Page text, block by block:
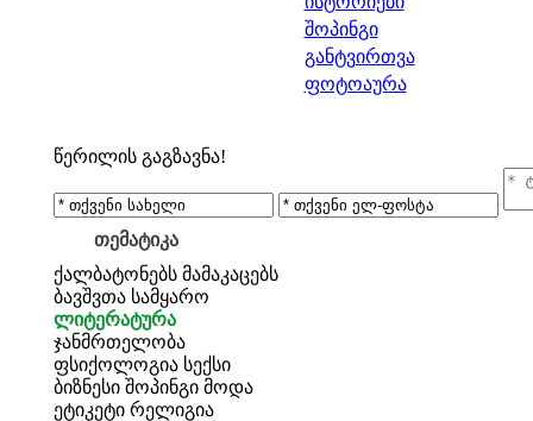
შოპინგი
განტვირთვა
ფოტოაურა
წერილის გაგზავნა!
თემატიკა
ქალბატონებს მამაკაცებს
ბავშვთა სამყარო
ლიტერატურა
ჯანმრთელობა
ფსიქოლოგია სექსი
ბიზნესი შოპინგი მოდა
ეტიკეტი რელიგია